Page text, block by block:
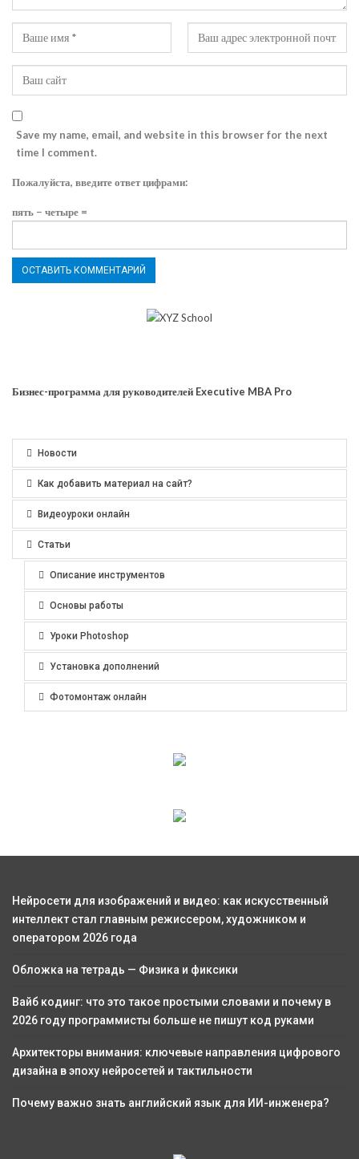
Save my name, email, and website in this browser for the next
time I comment.
Пожалуйста, введите ответ цифрами:
пять − четыре =
Бизнес-программа для руководителей Executive MBA Pro
Новости
Как добавить материал на сайт?
Видеоуроки онлайн
Статьи
Описание инструментов
Основы работы
Уроки Photoshop
Установка дополнений
Фотомонтаж онлайн
Нейросети для изображений и видео: как искусственный
интеллект стал главным режиссером, художником и
оператором 2026 года
Обложка на тетрадь — Физика и фиксики
Вайб кодинг: что это такое простыми словами и почему в
2026 году программисты больше не пишут код руками
Архитекторы внимания: ключевые направления цифрового
дизайна в эпоху нейросетей и тактильности
Почему важно знать английский язык для ИИ-инженера?